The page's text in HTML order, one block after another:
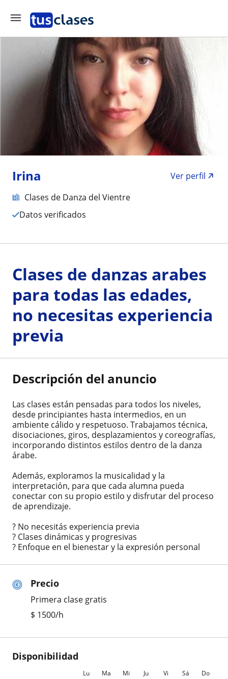
Irina
Ver perfil
Clases de Danza del Vientre
Datos verificados
Precio
Primera clase gratis
$ 1500/h
Disponibilidad
Lu Ma Mi Ju Vi Sá Do
Clases de danzas arabes
para todas las edades,
no necesitas experiencia
previa
Descripción del anuncio
Las clases están pensadas para todos los niveles,
desde principiantes hasta intermedios, en un
ambiente cálido y respetuoso. Trabajamos técnica,
disociaciones, giros, desplazamientos y coreografías,
incorporando distintos estilos dentro de la danza
árabe.
Además, exploramos la musicalidad y la
interpretación, para que cada alumna pueda
conectar con su propio estilo y disfrutar del proceso
de aprendizaje.
? No necesitás experiencia previa
? Clases dinámicas y progresivas
? Enfoque en el bienestar y la expresión personal